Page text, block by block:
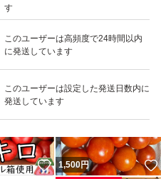
す
このユーザーは高頻度で24時間以内
に発送しています
このユーザーは設定した発送日数内に
発送しています
いいね！
2,600
いいね！
1,500円